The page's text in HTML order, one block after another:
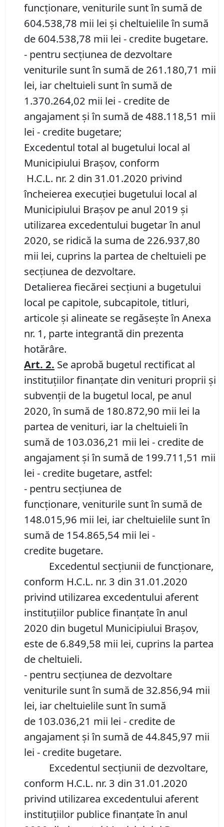
funcționare, veniturile sunt în sumă de
604.538,78 mii lei și cheltuielile în sumă
de 604.538,78 mii lei - credite bugetare.
- pentru secțiunea de dezvoltare
veniturile sunt în sumă de 261.180,71 mii
lei, iar cheltuieli sunt în sumă de
1.370.264,02 mii lei - credite de
angajament și în sumă de 488.118,51 mii
lei - credite bugetare;
Excedentul total al bugetului local al
Municipiului Brașov, conform
H.C.L. nr. 2 din 31.01.2020 privind
încheierea execuției bugetului local al
Municipiului Brașov pe anul 2019 și
utilizarea excedentului bugetar în anul
2020, se ridică la suma de 226.937,80
mii lei, cuprins la partea de cheltuieli pe
secțiunea de dezvoltare.
Detalierea fiecărei secțiuni a bugetului
local pe capitole, subcapitole, titluri,
articole şi alineate se regăsește în Anexa
nr. 1, parte integrantă din prezenta
hotărâre.
Art. 2. Se aprobă bugetul rectificat al
instituţiilor finanţate din venituri proprii şi
subvenţii de la bugetul local, pe anul
2020, în sumă de 180.872,90 mii lei la
partea de venituri, iar la cheltuieli în
sumă de 103.036,21 mii lei - credite de
angajament și în sumă de 199.711,51 mii
lei - credite bugetare, astfel:
- pentru secţiunea de
funcţionare, veniturile sunt în sumă de
148.015,96 mii lei, iar cheltuielile sunt în
sumă de 154.865,54 mii lei -
credite bugetare.
Excedentul secţiunii de funcţionare,
conform H.C.L. nr. 3 din 31.01.2020
privind utilizarea excedentului aferent
instituţiilor publice finanţate în anul
2020 din bugetul Municipiului Braşov,
este de 6.849,58 mii lei, cuprins la partea
de cheltuieli.
- pentru secţiunea de dezvoltare
veniturile sunt în sumă de 32.856,94 mii
lei, iar cheltuielile sunt în sumă
de 103.036,21 mii lei - credite de
angajament și în sumă de 44.845,97 mii
lei - credite bugetare.
Excedentul secţiunii de dezvoltare,
conform H.C.L. nr. 3 din 31.01.2020
privind utilizarea excedentului aferent
instituţiilor publice finanţate în anul